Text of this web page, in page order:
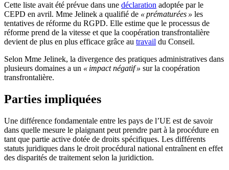
Cette liste avait été prévue dans une déclaration adoptée par le
CEPD en avril. Mme Jelinek a qualifié de « prématurées » les
tentatives de réforme du RGPD. Elle estime que le processus de
réforme prend de la vitesse et que la coopération transfrontalière
devient de plus en plus efficace grâce au travail du Conseil.
Selon Mme Jelinek, la divergence des pratiques administratives dans
plusieurs domaines a un « impact négatif » sur la coopération
transfrontalière.
Parties impliquées
Une différence fondamentale entre les pays de l’UE est de savoir
dans quelle mesure le plaignant peut prendre part à la procédure en
tant que partie active dotée de droits spécifiques. Les différents
statuts juridiques dans le droit procédural national entraînent en effet
des disparités de traitement selon la juridiction.